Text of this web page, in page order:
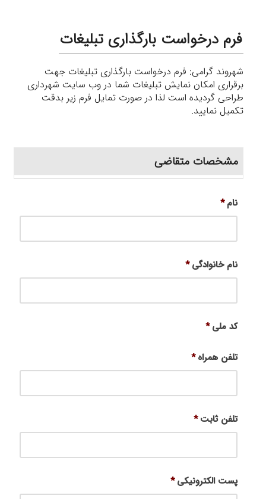
فرم درخواست بارگذاری تبلیغات
شهروند گرامی: فرم درخواست بارگذاری تبلیغات جهت
برقراری امکان نمایش تبلیغات شما در وب سایت شهرداری
طراحی گردیده است لذا در صورت تمایل فرم زیر بدقت
تکمیل نمایید.
مشخصات متقاضی
نام *
نام خانوادگی *
کد ملی *
تلفن همراه *
تلفن ثابت *
پست الکترونیکی *